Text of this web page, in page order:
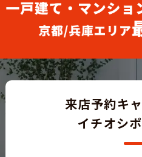
来店予約キ
イチオシ